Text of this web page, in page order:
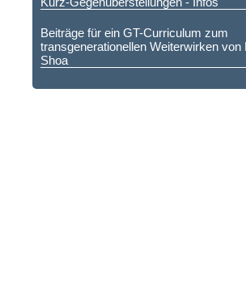
Beiträge für ein GT-Curriculum zum
transgenerationellen Weiterwirken von
Shoa